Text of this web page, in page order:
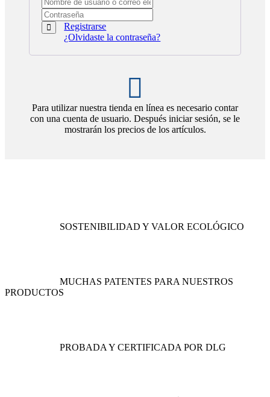
Registrarse
¿Olvidaste la contraseña?
Para utilizar nuestra tienda en línea es necesario contar
con una cuenta de usuario. Después iniciar sesión, se le
mostrarán los precios de los artículos.
SOSTENIBILIDAD Y VALOR ECOLÓGICO
MUCHAS PATENTES PARA NUESTROS
PRODUCTOS
PROBADA Y CERTIFICADA POR DLG